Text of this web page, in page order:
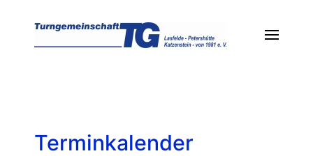
Terminkalender